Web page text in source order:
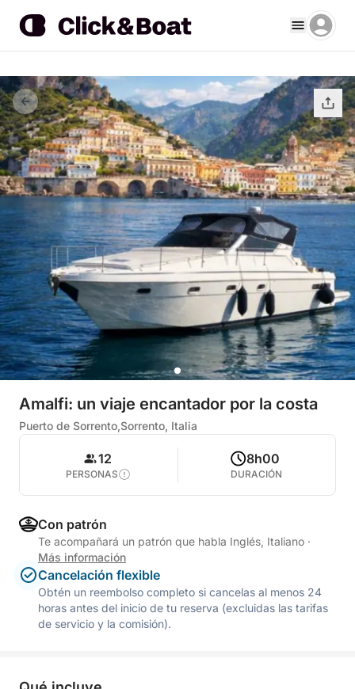
Amalfi: un viaje encantador por la costa
Puerto de Sorrento,Sorrento, Italia
12
PERSONAS
8h00
DURACIÓN
Con patrón
Te acompañará un patrón que habla Inglés, Italiano ·
Más información
Cancelación flexible
Obtén un reembolso completo si cancelas al menos 24
horas antes del inicio de tu reserva (excluidas las tarifas
de servicio y la comisión).